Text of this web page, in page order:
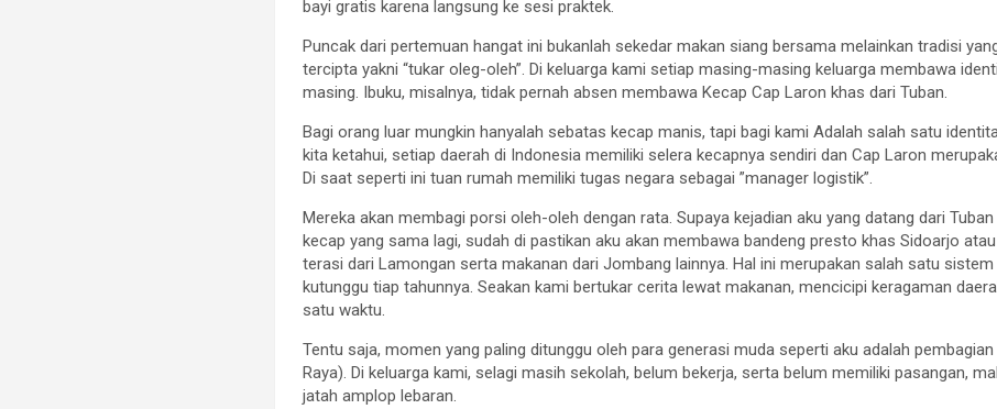
bayi gratis karena langsung ke sesi praktek.
Puncak dari pertemuan hangat ini bukanlah sekedar makan siang bersama melainkan tradisi
tercipta yakni “tukar oleg-oleh”. Di keluarga kami setiap masing-masing keluarga membawa
masing. Ibuku, misalnya, tidak pernah absen membawa Kecap Cap Laron khas dari Tuban.
Bagi orang luar mungkin hanyalah sebatas kecap manis, tapi bagi kami Adalah salah satu
kita ketahui, setiap daerah di Indonesia memiliki selera kecapnya sendiri dan Cap Laron
Di saat seperti ini tuan rumah memiliki tugas negara sebagai ”manager logistik”.
Mereka akan membagi porsi oleh-oleh dengan rata. Supaya kejadian aku yang datang dari
kecap yang sama lagi, sudah di pastikan aku akan membawa bandeng presto khas Sidoarjo
terasi dari Lamongan serta makanan dari Jombang lainnya. Hal ini merupakan salah satu
kutunggu tiap tahunnya. Seakan kami bertukar cerita lewat makanan, mencicipi keragaman
satu waktu.
Tentu saja, momen yang paling ditunggu oleh para generasi muda seperti aku adalah pembagian
Raya). Di keluarga kami, selagi masih sekolah, belum bekerja, serta belum memiliki pasangan,
jatah amplop lebaran.